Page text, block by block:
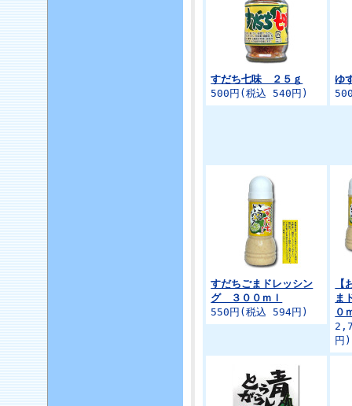
すだち七味 ２５ｇ
500円(税込 540円)
ゆ
すだちごまドレッシン
グ ３００ｍｌ
550円(税込 594円)
ま
０
円)